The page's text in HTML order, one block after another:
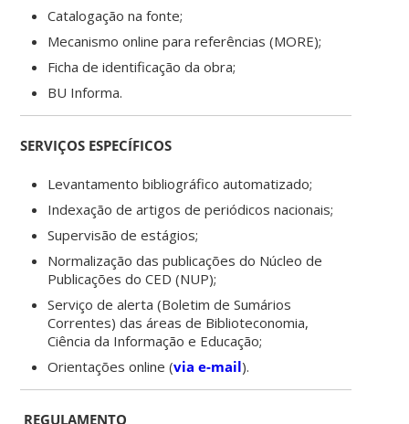
Catalogação na fonte;
Mecanismo online para referências (MORE);
Ficha de identificação da obra;
BU Informa.
SERVIÇOS ESPECÍFICOS
Levantamento bibliográfico automatizado;
Indexação de artigos de periódicos nacionais;
Supervisão de estágios;
Normalização das publicações do Núcleo de
Publicações do CED (NUP);
Serviço de alerta (Boletim de Sumários
Correntes) das áreas de Biblioteconomia,
Ciência da Informação e Educação;
Orientações online (via e-mail).
REGULAMENTO